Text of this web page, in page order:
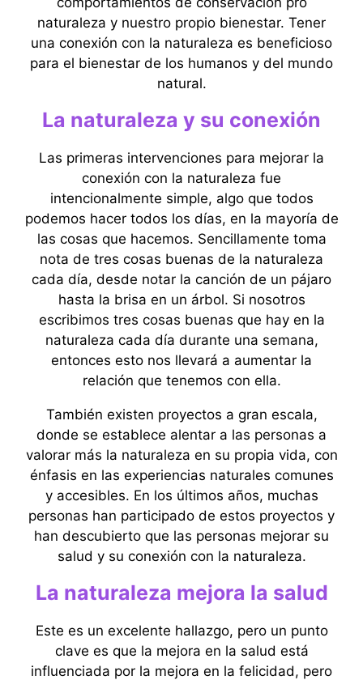
naturaleza y nuestro propio bienestar. Tener
una conexión con la naturaleza es beneficioso
para el bienestar de los humanos y del mundo
natural.
La naturaleza y su conexión
Las primeras intervenciones para mejorar la
conexión con la naturaleza fue
intencionalmente simple, algo que todos
podemos hacer todos los días, en la mayoría de
las cosas que hacemos. Sencillamente toma
nota de tres cosas buenas de la naturaleza
cada día, desde notar la canción de un pájaro
hasta la brisa en un árbol. Si nosotros
escribimos tres cosas buenas que hay en la
naturaleza cada día durante una semana,
entonces esto nos llevará a aumentar la
relación que tenemos con ella.
También existen proyectos a gran escala,
donde se establece alentar a las personas a
valorar más la naturaleza en su propia vida, con
énfasis en las experiencias naturales comunes
y accesibles. En los últimos años, muchas
personas han participado de estos proyectos y
han descubierto que las personas mejorar su
salud y su conexión con la naturaleza.
La naturaleza mejora la salud
Este es un excelente hallazgo, pero un punto
clave es que la mejora en la salud está
influenciada por la mejora en la felicidad, pero